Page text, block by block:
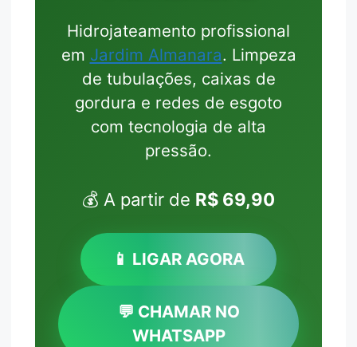
Hidrojateamento profissional
em Jardim Almanara. Limpeza
de tubulações, caixas de
gordura e redes de esgoto
com tecnologia de alta
pressão.
💰 A partir de R$ 69,90
📱 LIGAR AGORA
💬 CHAMAR NO
WHATSAPP